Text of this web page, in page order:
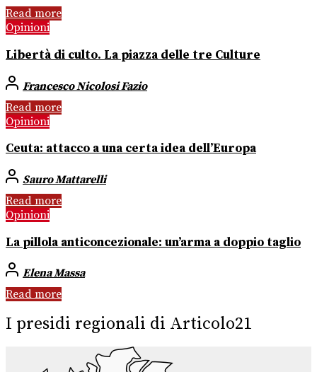
Read more
Opinioni
Libertà di culto. La piazza delle tre Culture
Francesco Nicolosi Fazio
Read more
Opinioni
Ceuta: attacco a una certa idea dell’Europa
Sauro Mattarelli
Read more
Opinioni
La pillola anticoncezionale: un’arma a doppio taglio
Elena Massa
Read more
I presidi regionali di Articolo21